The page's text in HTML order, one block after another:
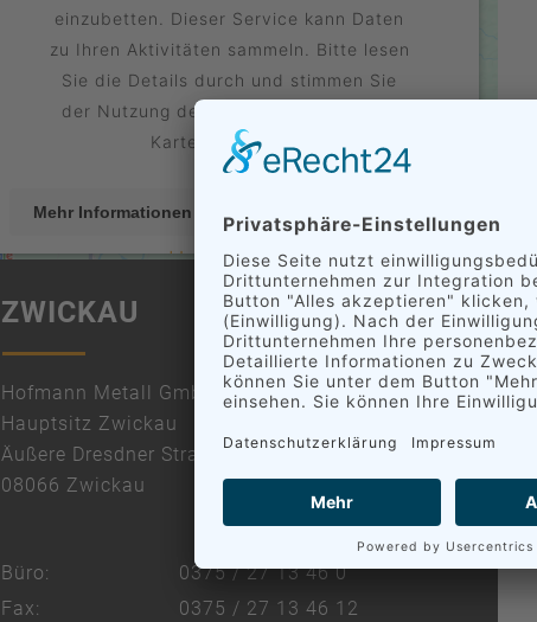
einzubetten. Dieser Service kann Daten
zu Ihren Aktivitäten sammeln. Bitte lesen
Sie die Details durch und stimmen Sie
der Nutzung des Service zu, um diese
Karte anzuzeigen.
Mehr Informationen Akzeptieren
powered byUsercentrics Consent
Management Platform&eRecht24
ZWICKAU
Hofmann Metall GmbH
Hauptsitz Zwickau
Äußere Dresdner Straße 80
08066 Zwickau
Büro:
0375 / 27 13 46 0
Fax:
0375 / 27 13 46 12